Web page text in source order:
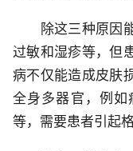
除这三种原因能
过敏和湿疹等，但
病不仅能造成皮肤
全身多器官，例
等，需要患者引起